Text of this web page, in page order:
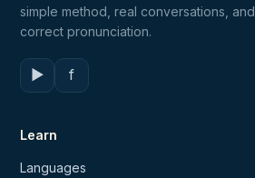
simple method, real conversations, and
correct pronunciation.
▶ f
Learn
Languages